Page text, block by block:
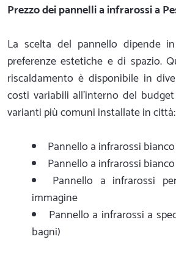
Prezzo dei pannelli a infrarossi a
La scelta del pannello dipende
preferenze estetiche e di spazio.
riscaldamento è disponibile in
costi variabili all'interno del
varianti più comuni installate in città:
Pannello a infrarossi
Pannello a infrarossi
Pannello a infrarossi
immagine
Pannello a infrarossi a
bagni)